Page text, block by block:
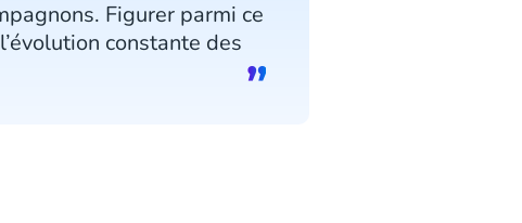
Figurer parmi ce
constante des